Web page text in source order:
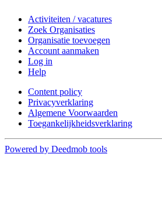
Activiteiten / vacatures
Zoek Organisaties
Organisatie toevoegen
Account aanmaken
Log in
Help
Content policy
Privacyverklaring
Algemene Voorwaarden
Toegankelijkheidsverklaring
Powered by Deedmob tools